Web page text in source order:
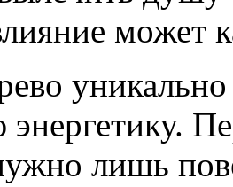
может
лишь